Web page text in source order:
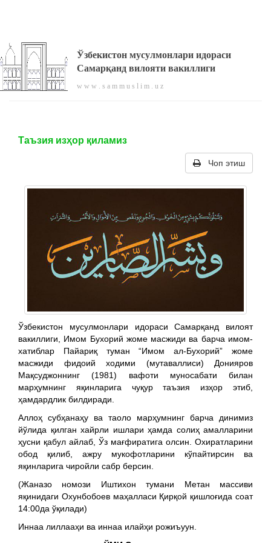
Ўзбекистон мусулмонлари идораси
Самарқанд вилояти вакиллиги
w w w . s a m m u s l i m . u z
Таъзия изҳор қиламиз
Чоп этиш
Ўзбекистон мусулмонлари идораси Самарқанд вилоят
вакиллиги, Имом Бухорий жоме масжиди ва барча имом-
хатиблар Пайариқ туман “Имом ал-Бухорий” жоме
масжиди фидоий ходими (мутаваллиси) Донияров
Мақсуджоннинг (1981) вафоти муносабати билан
марҳумнинг яқинларига чуқур таъзия изҳор этиб,
ҳамдардлик билдиради.
Аллоҳ субҳанаҳу ва таоло марҳумнинг барча динимиз
йўлида қилган хайрли ишлари ҳамда солиҳ амалларини
ҳусни қабул айлаб, Ўз мағфиратига олсин. Охиратларини
обод қилиб, ажру мукофотларини кўпайтирсин ва
яқинларига чиройли сабр берсин.
(Жаназо номози Иштихон тумани Метан массиви
яқинидаги Охунбобоев маҳалласи Қирқой қишлоғида соат
14:00да ўқилади)
Иннаа лиллааҳи ва иннаа илайҳи рожиъуун.